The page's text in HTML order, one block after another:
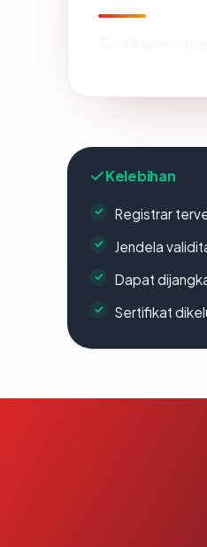
Kelebihan
Registrar
Jendela
Dapat
Sertifikat